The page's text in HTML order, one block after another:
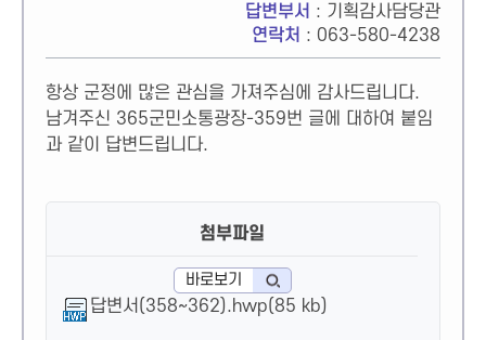
답변부서 : 기획감사담당관
연락처 : 063-580-4238
항상 군정에 많은 관심을 가져주심에 감사드립니다.
남겨주신 365군민소통광장-359번 글에 대하여 붙임
과 같이 답변드립니다.
첨부파일
바로보기
답변서(358~362).hwp(85 kb)